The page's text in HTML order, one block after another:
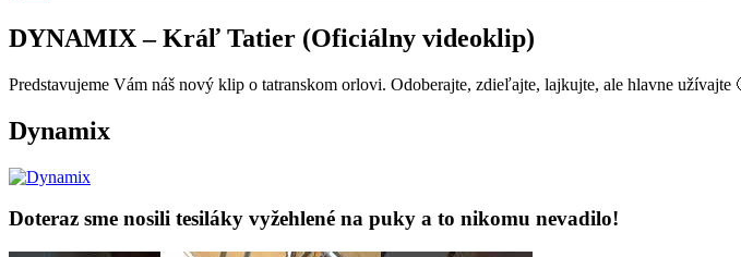
DYNAMIX – Kráľ Tatier (Oficiálny videoklip)
Predstavujeme Vám náš nový klip o tatranskom orlovi. Odoberajte, zdieľajte, lajkujte, ale hlavne
Dynamix
Doteraz sme nosili tesiláky vyžehlené na puky a to nikomu nevadilo!